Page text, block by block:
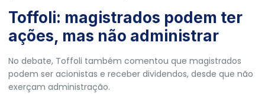
Toffoli: magistrados podem ter
ações, mas não administrar
No debate, Toffoli também comentou que magistrados
podem ser acionistas e receber dividendos, desde que não
exerçam administração.